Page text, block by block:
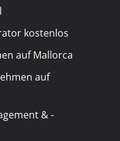
kostenlos
auf Mallorca
auf
& -